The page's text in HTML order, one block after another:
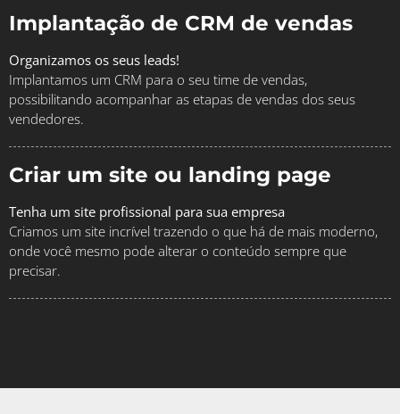
Implantação de CRM de vendas
Organizamos os seus leads!
Implantamos um CRM para o seu time de vendas,
possibilitando acompanhar as etapas de vendas dos seus
vendedores.
Criar um site ou landing page
Tenha um site profissional para sua empresa
Criamos um site incrível trazendo o que há de mais moderno,
onde você mesmo pode alterar o conteúdo sempre que
precisar.